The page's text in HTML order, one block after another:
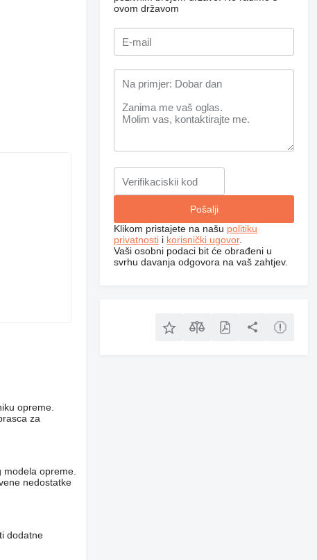
opreme.
za
opreme.
nedostatke
dodatne
ovom državom
Klikom pristajete na našu politiku
privatnosti i korisnički ugovor.
Vaši osobni podaci bit će obrađeni u
svrhu davanja odgovora na vaš zahtjev.